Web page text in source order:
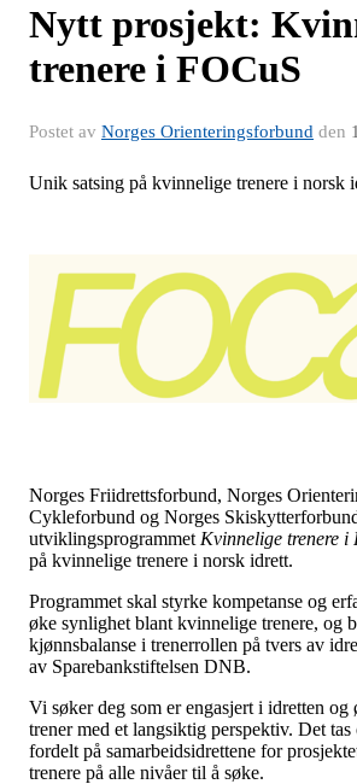
Nytt prosjekt:
trenere i FOCuS
Postet av Norges Orienteringsforbund den
Unik satsing på kvinnelige trenere i norsk
Norges Friidrettsforbund, Norges
Cykleforbund og Norges
utviklingsprogrammet Kvinnelige trenere i
på kvinnelige trenere i norsk idrett.
Programmet skal styrke kompetanse og
øke synlighet blant kvinnelige trenere, og
kjønnsbalanse i trenerrollen på tvers av
av Sparebankstiftelsen DNB.
Vi søker deg som er engasjert i idretten
trener med et langsiktig perspektiv. Det
fordelt på samarbeidsidrettene for
trenere på alle nivåer til å søke.